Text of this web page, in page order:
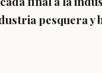
pesquera y